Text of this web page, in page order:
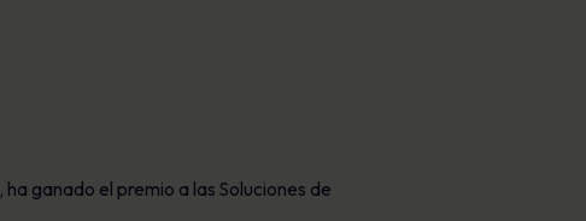
ganado el premio a las Soluciones de